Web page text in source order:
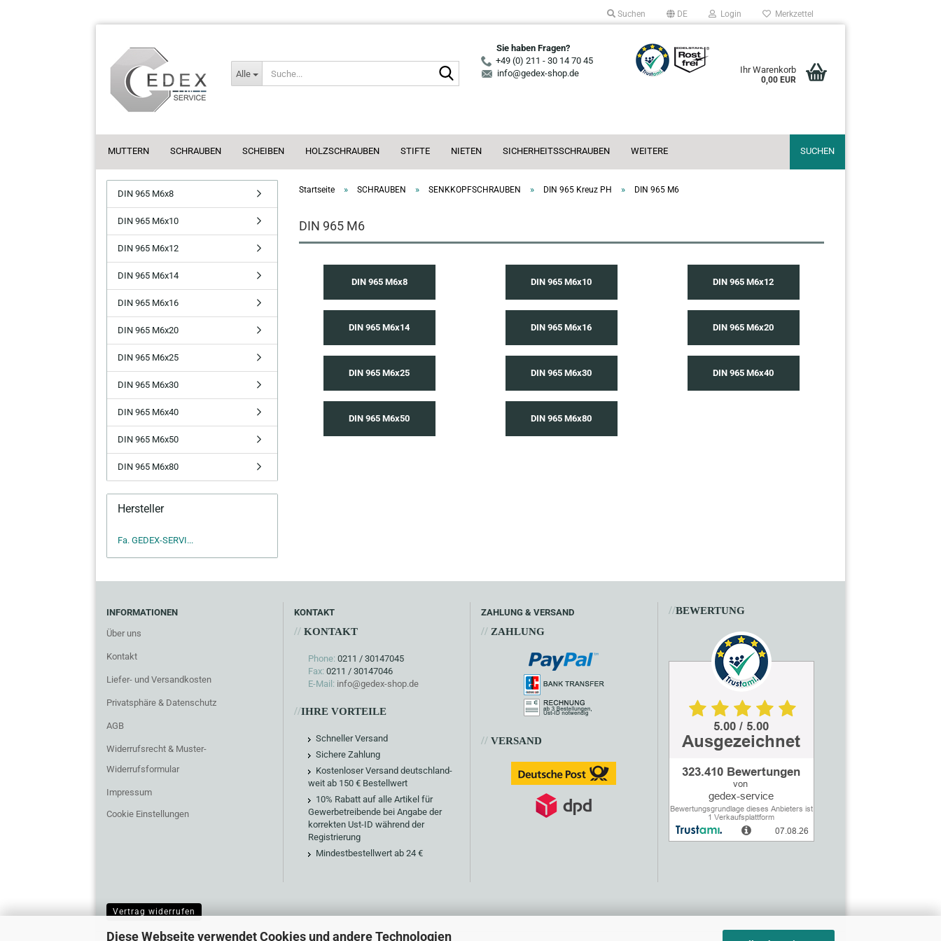
Diese Webseite verwendet Cookies und andere Technologien
Suchen DE Login Merkzettel
Alle
Suche...
Sie haben Fragen?
+49 (0) 211 - 30 14 70 45
info@gedex-shop.de
Ihr Warenkorb
0,00 EUR
MUTTERN SCHRAUBEN SCHEIBEN HOLZSCHRAUBEN STIFTE NIETEN SICHERHEITSSCHRAUBEN SUCHEN
WEITERE
Startseite » SCHRAUBEN » SENKKOPFSCHRAUBEN » DIN 965 Kreuz PH » DIN 965 M6
DIN 965 M6
DIN 965 M6x8 DIN 965 M6x10 DIN 965 M6x12
DIN 965 M6x14 DIN 965 M6x16 DIN 965 M6x20
DIN 965 M6x25 DIN 965 M6x30 DIN 965 M6x40
DIN 965 M6x50 DIN 965 M6x80
DIN 965 M6x8
DIN 965 M6x10
DIN 965 M6x12
DIN 965 M6x14
DIN 965 M6x16
DIN 965 M6x20
DIN 965 M6x25
DIN 965 M6x30
DIN 965 M6x40
DIN 965 M6x50
DIN 965 M6x80
Hersteller
Fa. GEDEX-SERVI...
INFORMATIONEN
Über uns
Kontakt
Liefer- und Versandkosten
Privatsphäre & Datenschutz
AGB
Widerrufsrecht & Muster-
Widerrufsformular
Impressum
Cookie Einstellungen
KONTAKT
//KONTAKT
Phone: 0211 / 30147045
Fax: 0211 / 30147046
E-Mail: info@gedex-shop.de
//IHRE VORTEILE
Schneller Versand
Sichere Zahlung
Kostenloser Versand deutschland-
weit ab 150 € Bestellwert
10% Rabatt auf alle Artikel für
Gewerbetreibende bei Angabe der
korrekten Ust-ID während der
Registrierung
Mindestbestellwert ab 24 €
ZAHLUNG & VERSAND
// ZAHLUNG
// VERSAND
//BEWERTUNG
Vertrag widerrufen